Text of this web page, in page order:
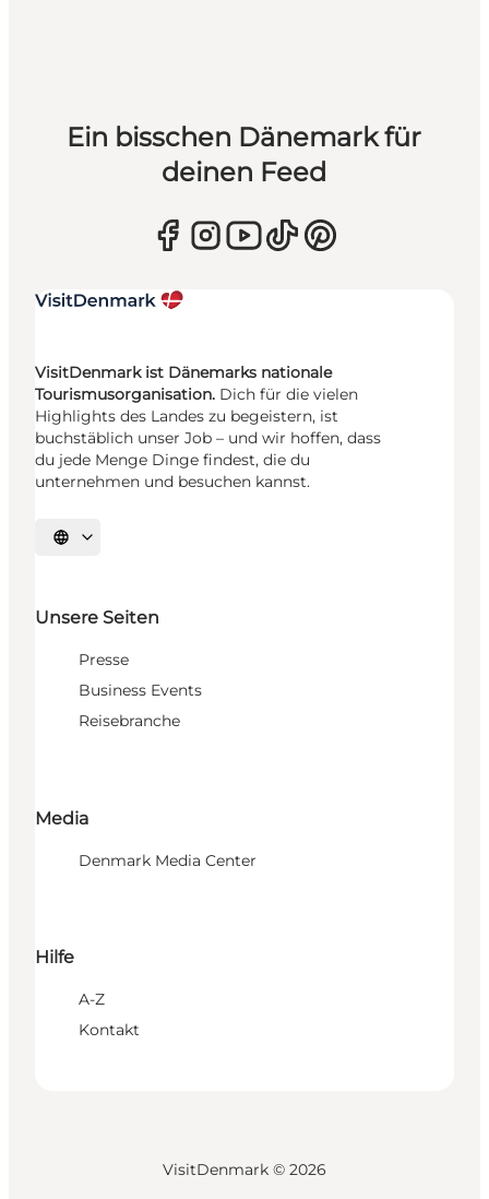
Ein bisschen Dänemark für
deinen Feed
VisitDenmark ist Dänemarks nationale
Tourismusorganisation. Dich für die vielen
Highlights des Landes zu begeistern, ist
buchstäblich unser Job – und wir hoffen, dass
du jede Menge Dinge findest, die du
unternehmen und besuchen kannst.
Sprache auswählen
Unsere Seiten
Presse
Business Events
Reisebranche
Media
Denmark Media Center
Hilfe
A-Z
Kontakt
VisitDenmark © 2026